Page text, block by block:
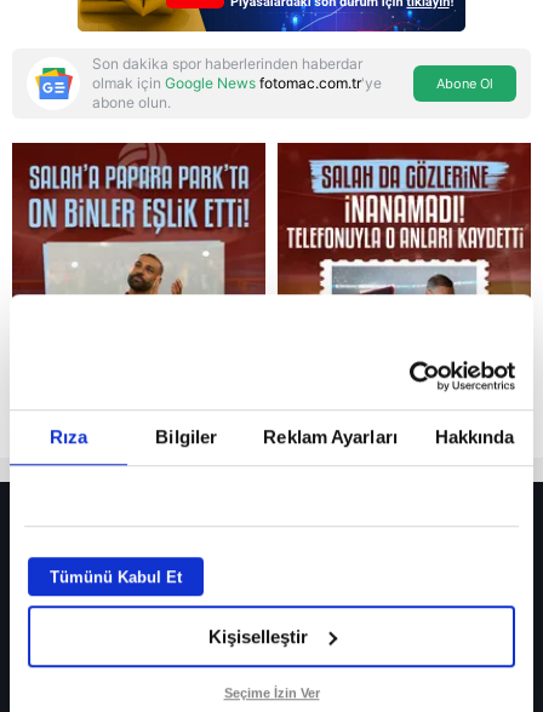
Rıza Bilgiler Reklam Ayarları Hakkında
Tümünü Kabul Et
Kişiselleştir
Seçime İzin Ver
Reddet
Son dakika spor haberlerinden haberdar
olmak için Google News fotomac.com.tr'ye
abone olun.
Abone Ol
Fenerbahçe’de sürpriz ayrılık ihtimali! Devre arasında gelmişti
Fenerbahçe’nin yeni transferi Mason Greenwood için olay sözler!
Galatasaray’da rota yeniden Thiago Almada!